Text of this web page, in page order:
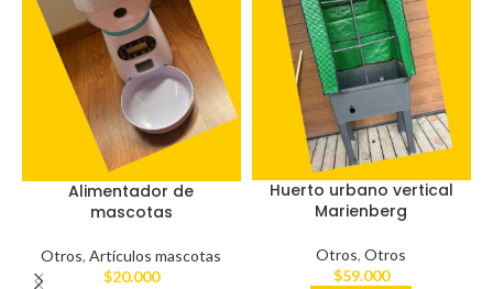
Alimentador de
mascotas
Otros,Artículos mascotas
$20.000
Huerto urbano vertical
Marienberg
Otros,Otros
$59.000